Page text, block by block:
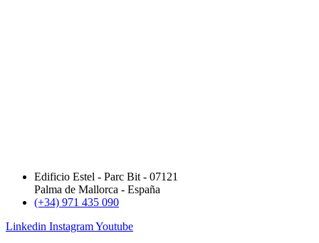
Edificio Estel - Parc Bit - 07121
Palma de Mallorca - España
(+34) 971 435 090
Linkedin InstagramYoutube